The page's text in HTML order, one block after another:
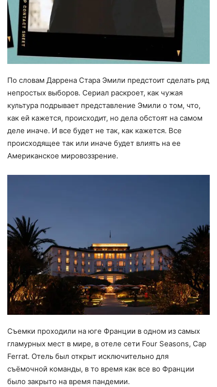
По словам Даррена Стара Эмили предстоит сделать ряд
непростых выборов. Сериал раскроет, как чужая
культура подрывает представление Эмили о том, что,
как ей кажется, происходит, но дела обстоят на самом
деле иначе. И все будет не так, как кажется. Все
происходящее так или иначе будет влиять на ее
Американское мировоззрение.
Съемки проходили на юге Франции в одном из самых
гламурных мест в мире, в отеле сети Four Seasons, Cap
Ferrat. Отель был открыт исключительно для
съёмочной команды, в то время как все во Франции
было закрыто на время пандемии.